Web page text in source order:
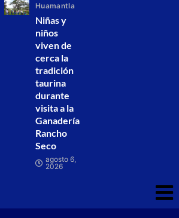
Huamantla
Niñas y
niños
viven de
cerca la
tradición
taurina
durante
visita a la
Ganadería
Rancho
Seco
agosto 6,
2026